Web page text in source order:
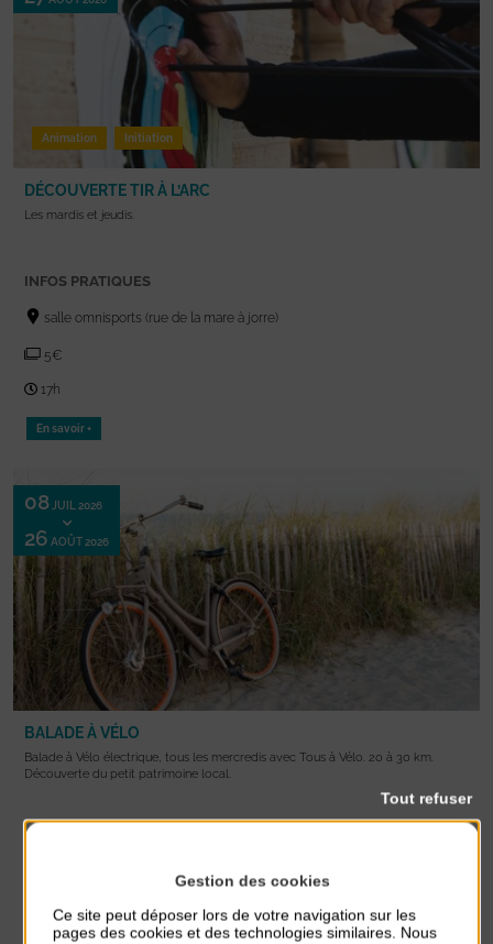
Animation Initiation
DÉCOUVERTE TIR À L’ARC
Les mardis et jeudis.
INFOS PRATIQUES
salle omnisports (rue de la mare à jorre)
5€
17h
En savoir +
08 JUIL 2026
26 AOÛT 2026
BALADE À VÉLO
Balade à Vélo électrique, tous les mercredis avec Tous à Vélo. 20 à 30 km.
Découverte du petit patrimoine local.
Boulevard Louis Lebel Jehenne (en face parking super U)
55€ | 25€ (8-14 ans ou avec son vélo)
Gestion des cookies
Ce site peut déposer lors de votre navigation sur les
pages des cookies et des technologies similaires. Nous
Tout refuser